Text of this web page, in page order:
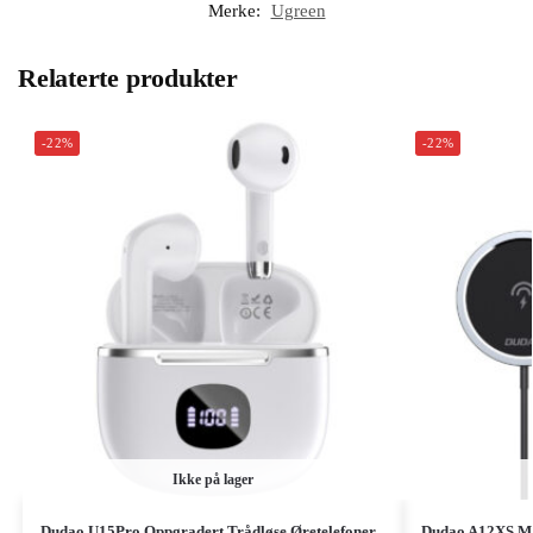
Merke:
Ugreen
Relaterte produkter
-22%
Ikke på lager
-22%